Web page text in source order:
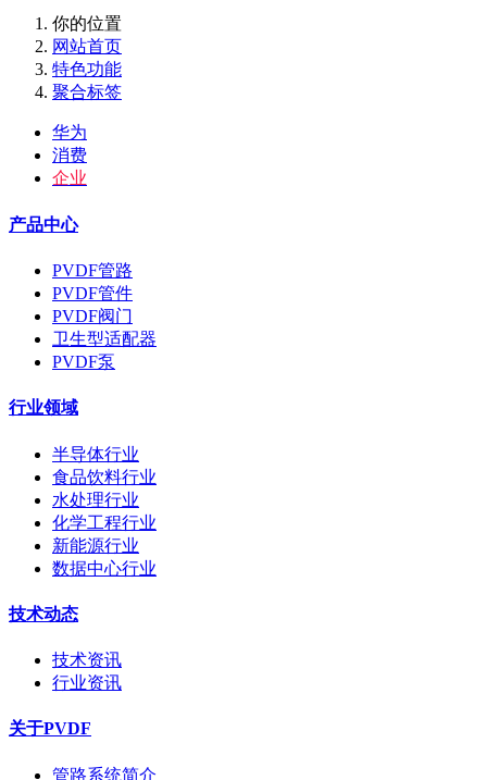
你的位置
网站首页
特色功能
聚合标签
华为
消费
企业
产品中心
PVDF管路
PVDF管件
PVDF阀门
卫生型适配器
PVDF泵
行业领域
半导体行业
食品饮料行业
水处理行业
化学工程行业
新能源行业
数据中心行业
技术动态
技术资讯
行业资讯
关于PVDF
管路系统简介